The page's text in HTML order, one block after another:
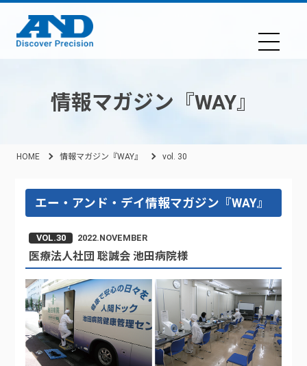
情報マガジン『WAY』
HOME 情報マガジン『WAY』 vol. 30
エー・アンド・デイ情報マガジン『WAY』
VOL.30 2022.NOVEMBER
医療法人社団 聡誠会 池田病院様